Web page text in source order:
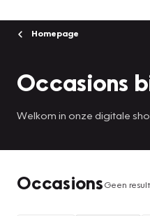
Homepage
Occasions
Welkom in onze digitale
OccasionsGeen